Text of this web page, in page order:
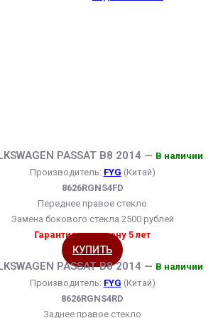
PASSAT B8 2014 — В наличии
Производитель: FYG (Китай)
8626RGNS4FD
Переднее правое стекло
Замена бокового стекла 2500 рублей
Гарантия на замену 5 лет
КУПИТЬ
PASSAT B8 2014 — В наличии
Производитель: FYG (Китай)
8626RGNS4RD
Заднее правое стекло